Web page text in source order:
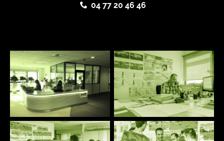
04 77 20 46 46